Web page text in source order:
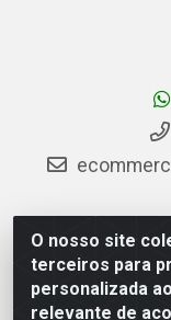
O nosso site
terceiros para
personalizada
relevante de
AC Araujo
São